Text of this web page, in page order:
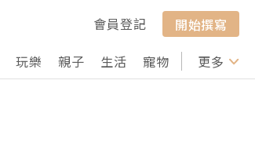
會員登記
開始撰寫
玩樂 親子 生活 寵物 行山 打卡
更多